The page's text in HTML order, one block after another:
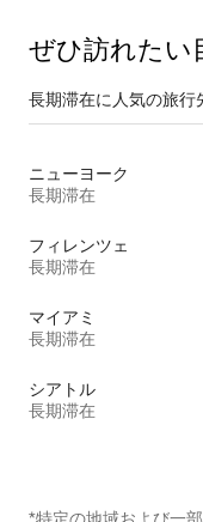
ぜひ訪⁠れ⁠た⁠い
長期滞在に人気の旅行
ニューヨーク
長期滞在
フィレンツェ
長期滞在
マイアミ
長期滞在
シアトル
長期滞在